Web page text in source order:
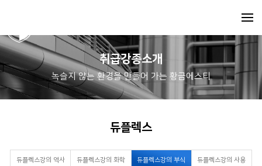
취급강종소개
녹슬지 않는 환경을 만들어 가는 황금에스티
듀플렉스
듀플렉스강의 역사 듀플렉스강의 화학 듀플렉스강의 부식 듀플렉스강의 사용